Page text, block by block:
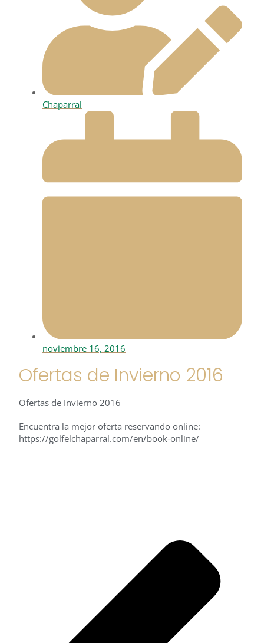
Chaparral
noviembre 16, 2016
Ofertas de Invierno 2016
Ofertas de Invierno 2016
Encuentra la mejor oferta reservando online:
https://golfelchaparral.com/en/book-online/